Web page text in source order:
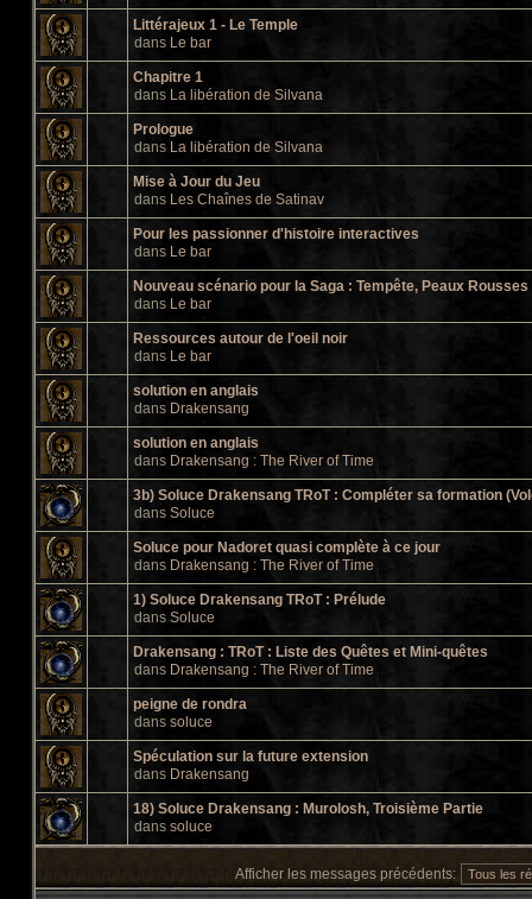
Littérajeux 1 - Le Temple
dans Le bar
Chapitre 1
dans La libération de Silvana
Prologue
dans La libération de Silvana
Mise à Jour du Jeu
dans Les Chaînes de Satinav
Pour les passionner d'histoire interactives
dans Le bar
Nouveau scénario pour la Saga : Tempête, Peaux Rousses
dans Le bar
Ressources autour de l'oeil noir
dans Le bar
solution en anglais
dans Drakensang
solution en anglais
dans Drakensang : The River of Time
3b) Soluce Drakensang TRoT : Compléter sa formation
dans Soluce
Soluce pour Nadoret quasi complète à ce jour
dans Drakensang : The River of Time
1) Soluce Drakensang TRoT : Prélude
dans Soluce
Drakensang : TRoT : Liste des Quêtes et Mini-quêtes
dans Drakensang : The River of Time
peigne de rondra
dans soluce
Spéculation sur la future extension
dans Drakensang
18) Soluce Drakensang : Murolosh, Troisième Partie
dans soluce
Afficher les messages précédents: